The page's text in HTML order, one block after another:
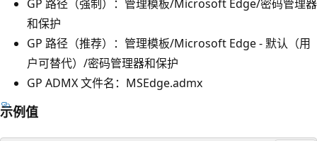
GP 路径（强制）：管理模板/Microsoft Edge/密码管理器
和保护
GP 路径（推荐）：管理模板/Microsoft Edge - 默认（用
户可替代）/密码管理器和保护
GP ADMX 文件名：MSEdge.admx
示例值